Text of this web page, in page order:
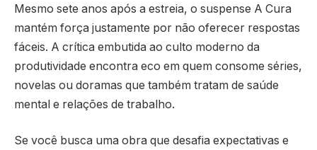
Mesmo sete anos após a estreia, o suspense A Cura
mantém força justamente por não oferecer respostas
fáceis. A crítica embutida ao culto moderno da
produtividade encontra eco em quem consome séries,
novelas ou doramas que também tratam de saúde
mental e relações de trabalho.
Se você busca uma obra que desafia expectativas e